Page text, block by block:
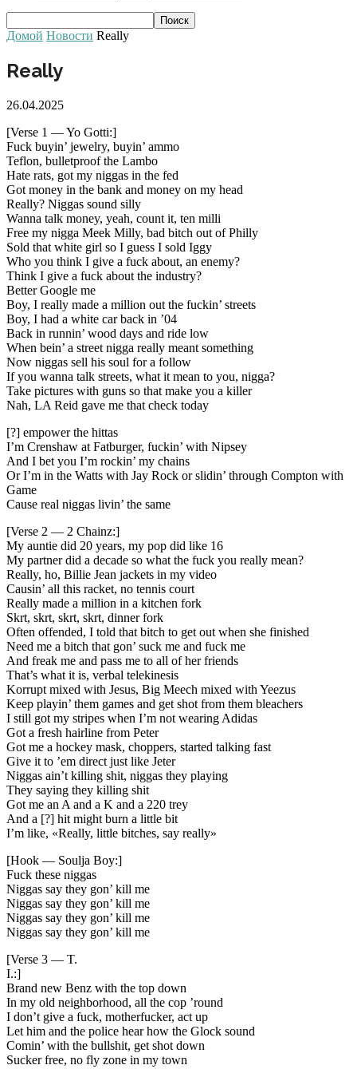
Домой Новости Really
Really
26.04.2025
[Verse 1 — Yo Gotti:]
Fuck buyin’ jewelry, buyin’ ammo
Teflon, bulletproof the Lambo
Hate rats, got my niggas in the fed
Got money in the bank and money on my head
Really? Niggas sound silly
Wanna talk money, yeah, count it, ten milli
Free my nigga Meek Milly, bad bitch out of Philly
Sold that white girl so I guess I sold Iggy
Who you think I give a fuck about, an enemy?
Think I give a fuck about the industry?
Better Google me
Boy, I really made a million out the fuckin’ streets
Boy, I had a white car back in ’04
Back in runnin’ wood days and ride low
When bein’ a street nigga really meant something
Now niggas sell his soul for a follow
If you wanna talk streets, what it mean to you, nigga?
Take pictures with guns so that make you a killer
Nah, LA Reid gave me that check today
[?] empower the hittas
I’m Crenshaw at Fatburger, fuckin’ with Nipsey
And I bet you I’m rockin’ my chains
Or I’m in the Watts with Jay Rock or slidin’ through Compton with
Game
Cause real niggas livin’ the same
[Verse 2 — 2 Chainz:]
My auntie did 20 years, my pop did like 16
My partner did a decade so what the fuck you really mean?
Really, ho, Billie Jean jackets in my video
Causin’ all this racket, no tennis court
Really made a million in a kitchen fork
Skrt, skrt, skrt, skrt, dinner fork
Often offended, I told that bitch to get out when she finished
Need me a bitch that gon’ suck me and fuck me
And freak me and pass me to all of her friends
That’s what it is, verbal telekinesis
Korrupt mixed with Jesus, Big Meech mixed with Yeezus
Keep playin’ them games and get shot from them bleachers
I still got my stripes when I’m not wearing Adidas
Got a fresh hairline from Peter
Got me a hockey mask, choppers, started talking fast
Give it to ’em direct just like Jeter
Niggas ain’t killing shit, niggas they playing
They saying they killing shit
Got me an A and a K and a 220 trey
And a [?] hit might burn a little bit
I’m like, «Really, little bitches, say really»
[Hook — Soulja Boy:]
Fuck these niggas
Niggas say they gon’ kill me
Niggas say they gon’ kill me
Niggas say they gon’ kill me
Niggas say they gon’ kill me
[Verse 3 — T.
I.:]
Brand new Benz with the top down
In my old neighborhood, all the cop ’round
I don’t give a fuck, motherfucker, act up
Let him and the police hear how the Glock sound
Comin’ with the bullshit, get shot down
Sucker free, no fly zone in my town